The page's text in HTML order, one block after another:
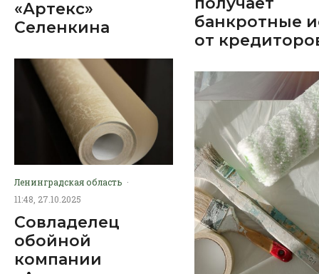
«Артекс»
Селенкина
Ленинградская область ·
11:48, 27.10.2025
Совладелец
обойной
компании
банкротные
от